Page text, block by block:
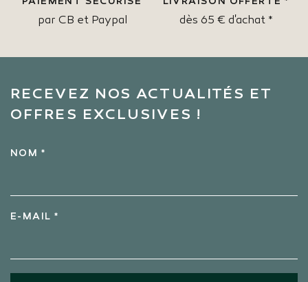
par CB et Paypal dès 65 € d'achat *
RECEVEZ NOS ACTUALITÉS ET
OFFRES EXCLUSIVES !
NOM *
E-MAIL *